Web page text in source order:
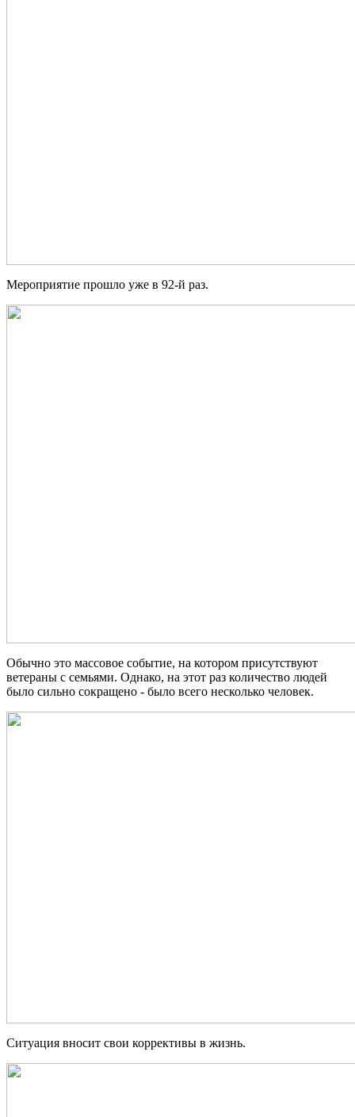
Мероприятие прошло уже в 92-й раз.
Обычно это массовое событие, на котором присутствуют
ветераны с семьями. Однако, на этот раз количество людей
было сильно сокращено - было всего несколько человек.
Ситуация вносит свои коррективы в жизнь.